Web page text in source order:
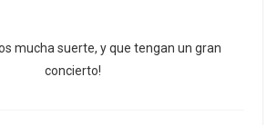
mucha suerte, y que tengan un gran
concierto!